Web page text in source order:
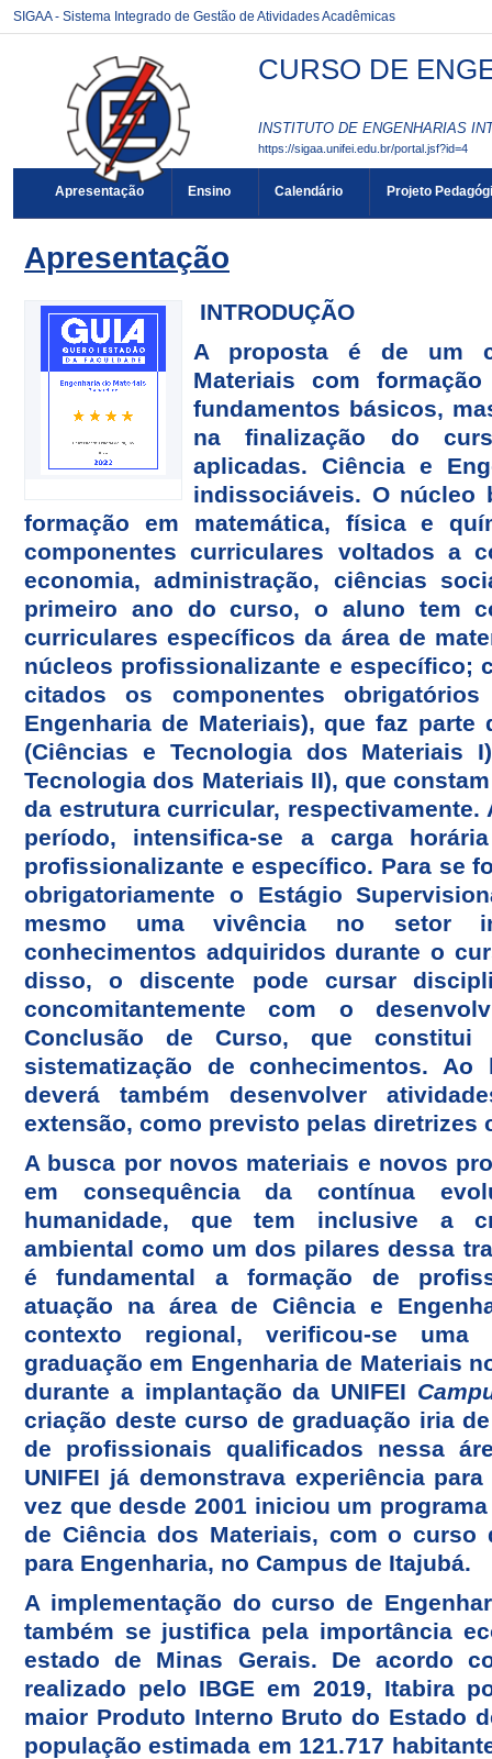
SIGAA - Sistema Integrado de Gestão de Atividades Acadêmicas
CURSO DE
INSTITUTO DE ENGENHARIAS
https://sigaa.unifei.edu.br/portal.jsf?id=4
Apresentação Ensino Calendário Projeto
Apresentação
INTRODUÇÃO
A proposta é de um
Materiais com
fundamentos básicos,
na finalização do
aplicadas. Ciência e
indissociáveis. O núcleo
formação em matemática, física e
componentes curriculares voltados a
economia, administração, ciências
primeiro ano do curso, o aluno tem
curriculares específicos da área de
núcleos profissionalizante e específico;
citados os componentes obrigatórios
Engenharia de Materiais), que faz parte
(Ciências e Tecnologia dos Materiais
Tecnologia dos Materiais II), que
da estrutura curricular,
período, intensifica-se a carga
profissionalizante e específico. Para se
obrigatoriamente o Estágio
mesmo uma vivência no setor
conhecimentos adquiridos durante o
disso, o discente pode cursar
concomitantemente com o
Conclusão de Curso, que constitui
sistematização de conhecimentos.
deverá também desenvolver
extensão, como previsto pelas diretrizes
A busca por novos materiais e novos
em consequência da contínua
humanidade, que tem inclusive a
ambiental como um dos pilares dessa
é fundamental a formação de
atuação na área de Ciência e
contexto regional, verificou-se
graduação em Engenharia de Materiais
durante a implantação da UNIFEI
criação deste curso de graduação iria
de profissionais qualificados nessa
UNIFEI já demonstrava experiência
vez que desde 2001 iniciou um
de Ciência dos Materiais, com o curso
para Engenharia, no Campus de Itajubá.
A implementação do curso de
também se justifica pela importância
estado de Minas Gerais. De acordo
realizado pelo IBGE em 2019, Itabira
maior Produto Interno Bruto do Estado
população estimada em 121.717